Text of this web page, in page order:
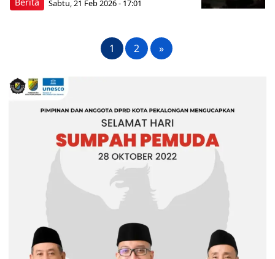
Sabtu, 21 Feb 2026 - 17:01
1 2 »